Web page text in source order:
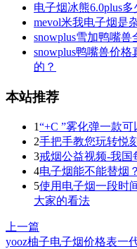
电子烟冰熊6.0plus多
mevol米我电子烟是
snowplus雪加鸭嘴兽
snowplus鸭嘴兽价
的？
本站推荐
1“+C ”雾化弹一款
2手把手教您玩转悦
3戒烟公益视频-我国
4电子烟能不能替烟
5使用电子烟一段时
大家的看法
上一篇
yooz柚子电子烟价格表一